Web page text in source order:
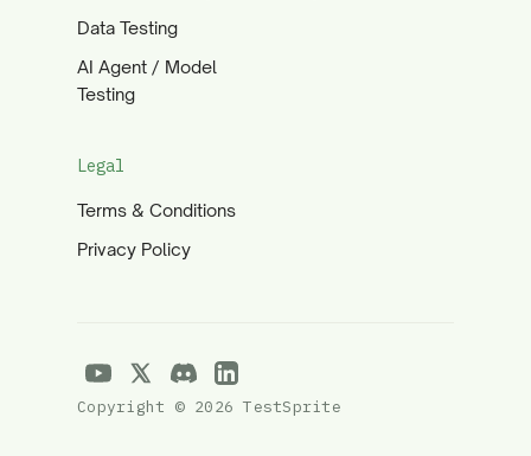
Data Testing
AI Agent / Model
Testing
Legal
Terms & Conditions
Privacy Policy
Copyright © 2026 TestSprite